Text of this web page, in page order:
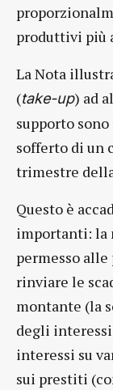
produttivi più
La Nota
(take-up) ad
supporto
sofferto di un
trimestre
Questo è
importanti: la
permesso
rinviare le
montante (la
degli
interessi su
sui prestiti